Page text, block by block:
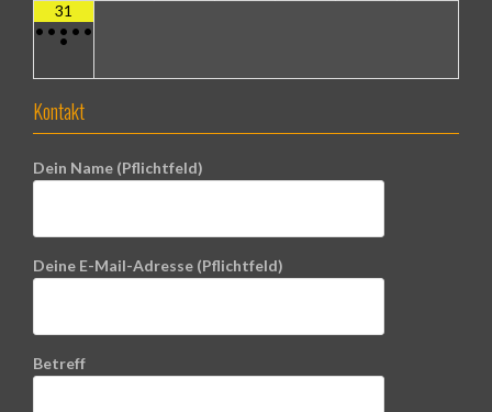
31
• • • • •
•
Kontakt
Dein Name (Pflichtfeld)
Deine E-Mail-Adresse (Pflichtfeld)
Betreff